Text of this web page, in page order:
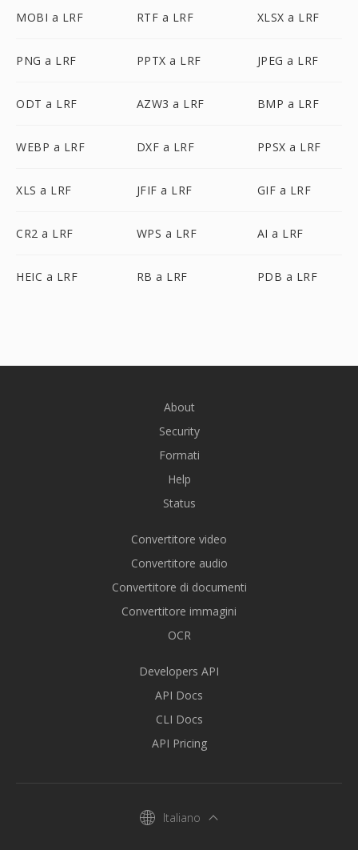
MOBI a LRF RTF a LRF XLSX a LRF
PNG a LRF PPTX a LRF JPEG a LRF
ODT a LRF AZW3 a LRF BMP a LRF
WEBP a LRF DXF a LRF PPSX a LRF
XLS a LRF JFIF a LRF GIF a LRF
CR2 a LRF WPS a LRF AI a LRF
HEIC a LRF RB a LRF PDB a LRF
About
Security
Formati
Help
Status
Convertitore video
Convertitore audio
Convertitore di documenti
Convertitore immagini
OCR
Developers API
API Docs
CLI Docs
API Pricing
Italiano